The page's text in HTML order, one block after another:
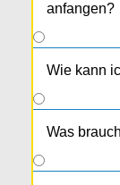
anfangen?
Wie kann
Was